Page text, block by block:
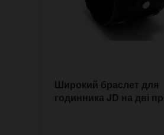
Широкий браслет для
годинника JD на дві